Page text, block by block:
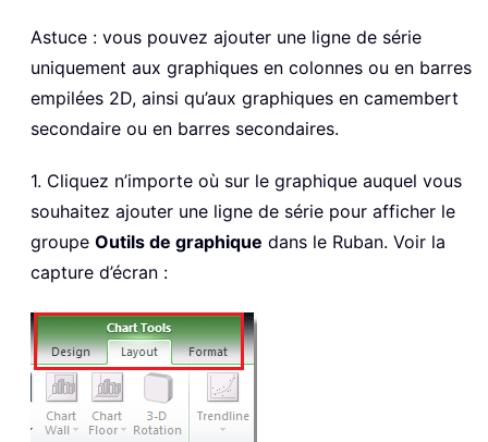
Astuce : vous pouvez ajouter une ligne de série
uniquement aux graphiques en colonnes ou en barres
empilées 2D, ainsi qu’aux graphiques en camembert
secondaire ou en barres secondaires.
1. Cliquez n’importe où sur le graphique auquel vous
souhaitez ajouter une ligne de série pour afficher le
groupe Outils de graphique dans le Ruban. Voir la
capture d’écran :